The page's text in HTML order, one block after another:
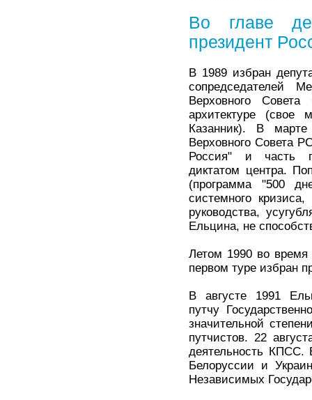
Во главе
президент
В 1989 избран
сопредседателей
Верховного
архитектуре
Казанник). В
Верховного Совета
Россия" и часть
диктатом центра.
(программа "500
системного
руководства,
Ельцина, не
Летом 1990 во
первом туре избран
В августе 1991
путчу
значительной
путчистов. 22
деятельность КПСС.
Белоруссии и
Независимых